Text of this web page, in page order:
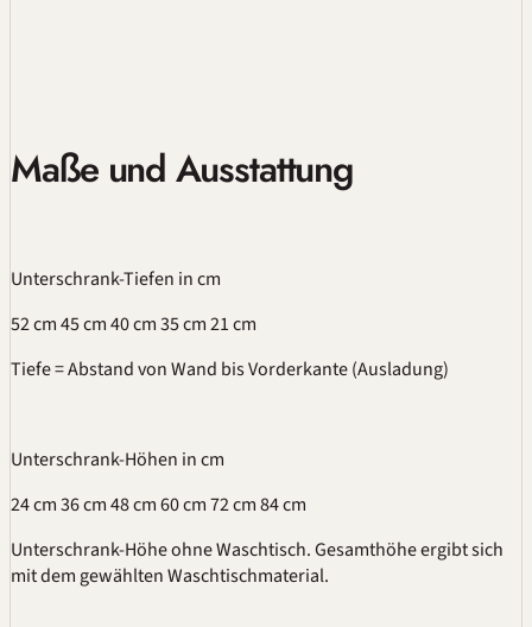
Maße und Ausstattung
Unterschrank-Tiefen in cm
52 cm45 cm40 cm35 cm21 cm
Tiefe = Abstand von Wand bis Vorderkante (Ausladung)
Unterschrank-Höhen in cm
24 cm36 cm48 cm60 cm72 cm84 cm
Unterschrank-Höhe ohne Waschtisch. Gesamthöhe ergibt sich
mit dem gewählten Waschtischmaterial.